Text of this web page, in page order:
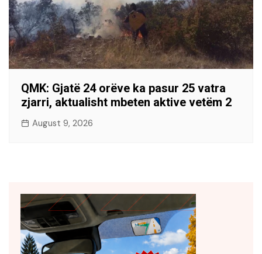
QMK: Gjatë 24 orëve ka pasur 25 vatra
zjarri, aktualisht mbeten aktive vetëm 2
August 9, 2026